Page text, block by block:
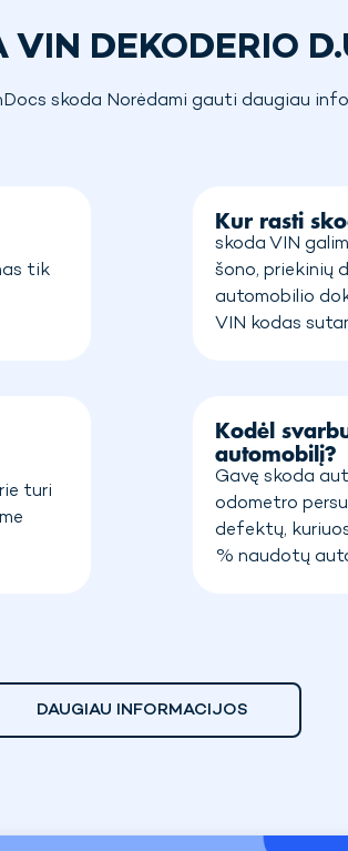
VIN DEKODERIO
skoda Norėdami gauti daugiau
tik
Kur rasti
skoda VIN
šono, priekinių
automobilio
VIN kodas
turi
Kodėl
automobilį?
Gavę skoda
odometro
defektų,
% naudotų
DAUGIAU INFORMACIJOS